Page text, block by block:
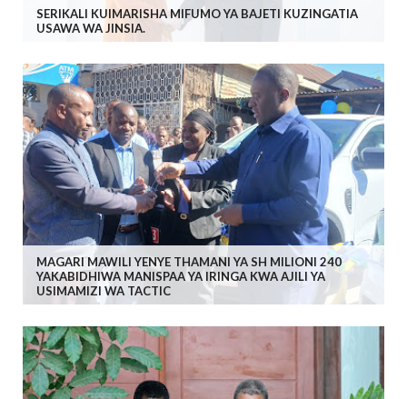
SERIKALI KUIMARISHA MIFUMO YA BAJETI KUZINGATIA
USAWA WA JINSIA.
MAGARI MAWILI YENYE THAMANI YA SH MILIONI 240
YAKABIDHIWA MANISPAA YA IRINGA KWA AJILI YA
USIMAMIZI WA TACTIC